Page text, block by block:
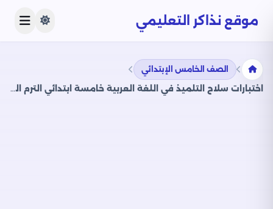
موقع نذاكر التعليمي
الصف الخامس الإبتدائي
اختبارات سلاح التلميذ في اللغة العربية خامسة ابتدائي الترم الثاني PDF بالاجابات